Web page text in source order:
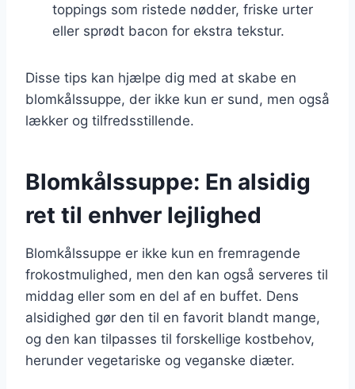
toppings som ristede nødder, friske urter
eller sprødt bacon for ekstra tekstur.
Disse tips kan hjælpe dig med at skabe en
blomkålssuppe, der ikke kun er sund, men også
lækker og tilfredsstillende.
Blomkålssuppe: En alsidig
ret til enhver lejlighed
Blomkålssuppe er ikke kun en fremragende
frokostmulighed, men den kan også serveres til
middag eller som en del af en buffet. Dens
alsidighed gør den til en favorit blandt mange,
og den kan tilpasses til forskellige kostbehov,
herunder vegetariske og veganske diæter.